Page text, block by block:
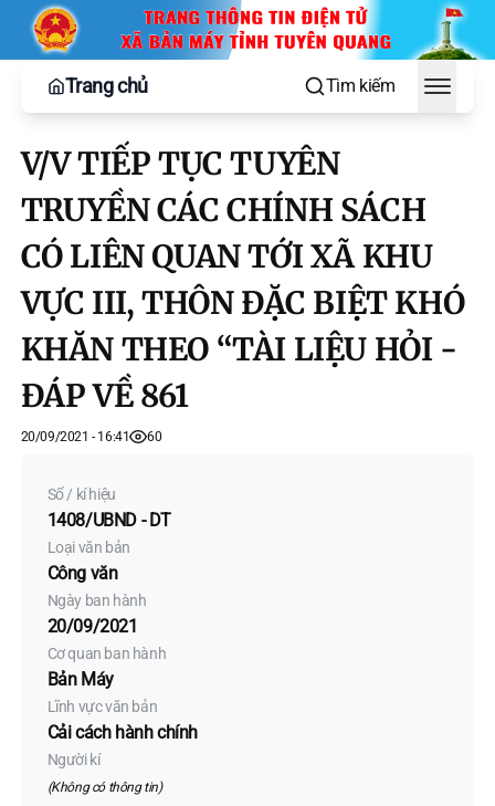
Trang chủ Tìm kiếm
Toggle
V/V TIẾP TỤC TUYÊN
TRUYỀN CÁC CHÍNH SÁCH
CÓ LIÊN QUAN TỚI XÃ KHU
VỰC III, THÔN ĐẶC BIỆT KHÓ
KHĂN THEO “TÀI LIỆU HỎI -
ĐÁP VỀ 861
20/09/2021 - 16:41 60
Số / kí hiệu
1408/UBND - DT
Loại văn bản
Công văn
Ngày ban hành
20/09/2021
Cơ quan ban hành
Bản Máy
Lĩnh vực văn bản
Cải cách hành chính
Người kí
(Không có thông tin)